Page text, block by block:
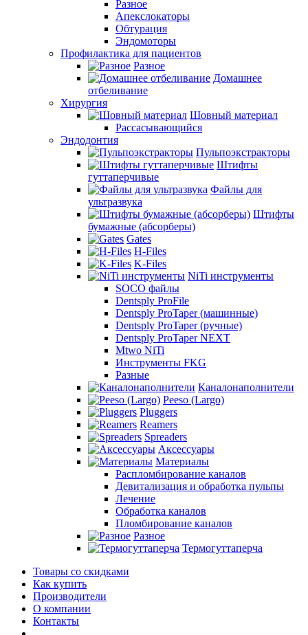
Разное
Апекслокаторы
Обтурация
Эндомоторы
Профилактика для пациентов
Разное
Домашнее
отбеливание
Хирургия
Шовный материал
Рассасывающийся
Эндодонтия
Пульпоэкстракторы
Штифты
гуттаперчивые
Файлы для
ультразвука
Штифты
бумажные (абсорберы)
Gates
H-Files
K-Files
NiTi инструменты
SOCO файлы
Dentsply ProFile
Dentsply ProTaper (машинные)
Dentsply ProTaper (ручные)
Dentsply ProTaper NEXT
Mtwo NiTi
Инструменты FKG
Разные
Каналонаполнители
Peeso (Largo)
Pluggers
Reamers
Spreaders
Аксессуары
Материалы
Распломбирование каналов
Девитализация и обработка пульпы
Лечение
Обработка каналов
Пломбирование каналов
Разное
Термогуттаперча
Товары со скидками
Как купить
Производители
О компании
Контакты